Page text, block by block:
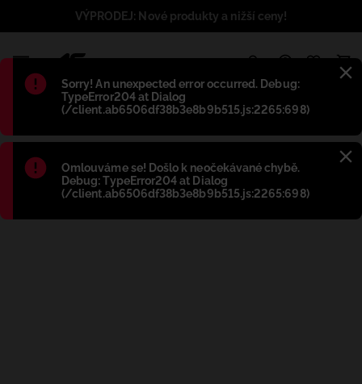
Błąd:
Sorry! An unexpected error occurred. Debug:
TypeError204 at Dialog
(/client.ab6506df38b3e8b9b515.js:2265:698)
Błąd:
Omlouváme se! Došlo k neočekávané chybě.
Debug: TypeError204 at Dialog
(/client.ab6506df38b3e8b9b515.js:2265:698)
VÝPRODEJ: Nové produkty a nižší ceny!